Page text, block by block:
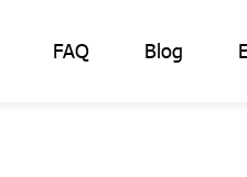
FAQ Blog